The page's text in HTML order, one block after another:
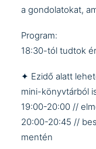
a gondolatokat,
Program:
18:30-tól tudtok
✦ Ezidő alatt
mini-könyvtárból
19:00-20:00 //
20:00-20:45 //
mentén